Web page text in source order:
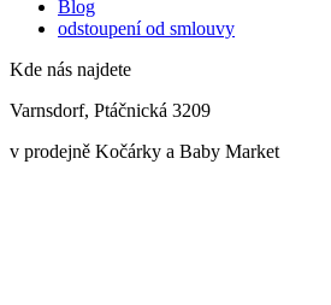
Blog
odstoupení od smlouvy
Kde nás najdete
Varnsdorf, Ptáčnická 3209
v prodejně Kočárky a Baby Market